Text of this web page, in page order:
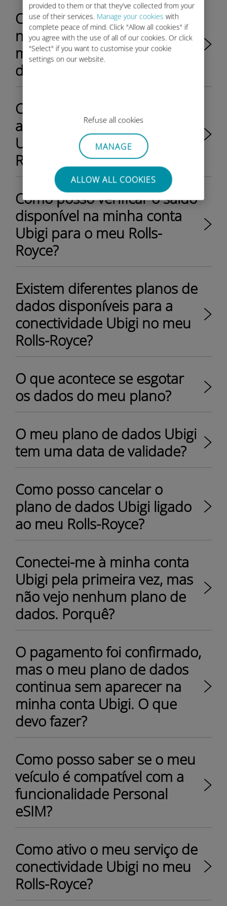
provided to them or that they've collected from your
use of their services. Manage your cookies with
complete peace of mind. Click "Allow all cookies" if
you agree with the use of all of our cookies. Or click
"Select" if you want to customise your cookie
settings on our website.
Refuse all cookies
MANAGE
ALLOW ALL COOKIES
O meu endereço de email
não foi aceite para criar a
minha conta Ubigi. O que
devo fazer?
Como posso comprar e
ativar o meu plano de dados
Ubigi para o meu Rolls-
Royce?
Como posso verificar o saldo
disponível na minha conta
Ubigi para o meu Rolls-
Royce?
Existem diferentes planos de
dados disponíveis para a
conectividade Ubigi no meu
Rolls-Royce?
O que acontece se esgotar
os dados do meu plano?
O meu plano de dados Ubigi
tem uma data de validade?
Como posso cancelar o
plano de dados Ubigi ligado
ao meu Rolls-Royce?
Conectei-me à minha conta
Ubigi pela primeira vez, mas
não vejo nenhum plano de
dados. Porquê?
O pagamento foi confirmado,
mas o meu plano de dados
continua sem aparecer na
minha conta Ubigi. O que
devo fazer?
Como posso saber se o meu
veículo é compatível com a
funcionalidade Personal
eSIM?
Como ativo o meu serviço de
conectividade Ubigi no meu
Rolls-Royce?